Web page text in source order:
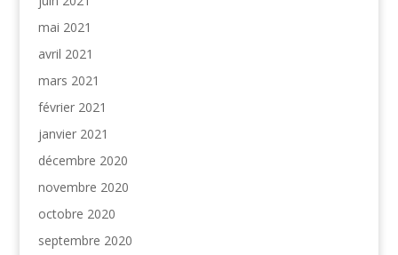
mai 2021
avril 2021
mars 2021
février 2021
janvier 2021
décembre 2020
novembre 2020
octobre 2020
septembre 2020